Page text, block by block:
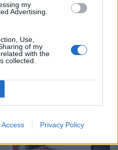
my
Advertising.
Use,
of my
with the
collected.
Access Privacy Policy
Θέατρο Επιδαύρου άνοιξε τις
ΤΗΝ ΚΑΤΗΓΟΡΊΑ